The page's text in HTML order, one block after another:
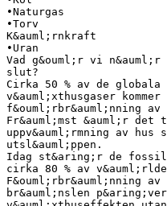
•Naturgas
•Torv
K&auml;rnkraft
•Uran
Vad g&ouml;r vi
slut?
Cirka 50 % av de globala
v&auml;xthusgaser
f&ouml;rbr&auml;nning
Fr&auml;mst &auml;r det
uppv&auml;rmning av hus
utsl&auml;ppen.
Idag st&aring;r de
cirka 80 % av
F&ouml;rbr&auml;nning
br&auml;nslen